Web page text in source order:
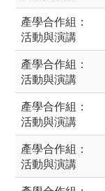
產學合作組：
活動與演講
產學合作組：
活動與演講
產學合作組：
活動與演講
產學合作組：
活動與演講